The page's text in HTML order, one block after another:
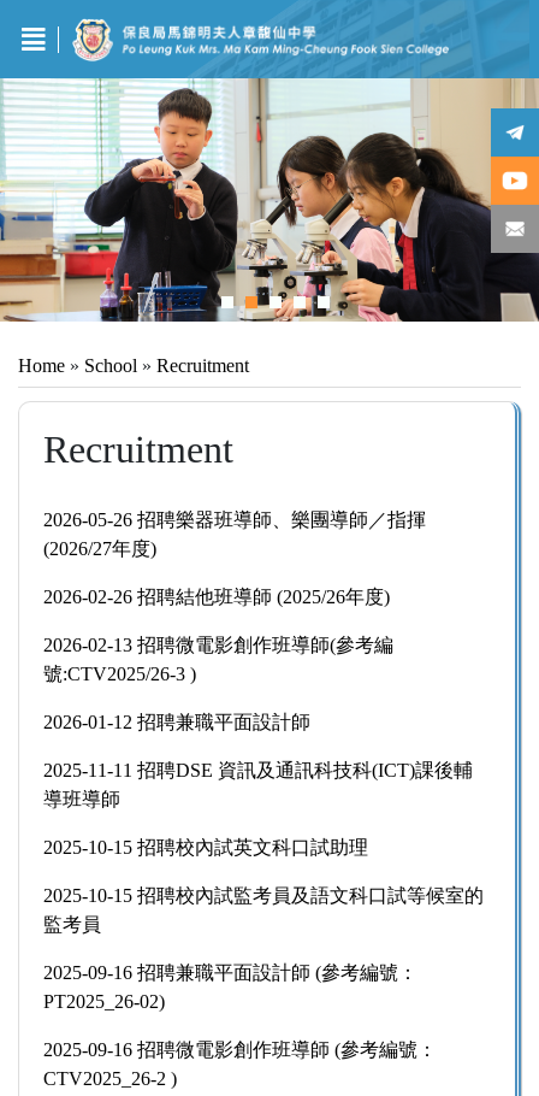
Home » School » Recruitment
Recruitment
2026-05-26 招聘樂器班導師、樂團導師／指揮
(2026/27年度)
2026-02-26 招聘結他班導師 (2025/26年度)
2026-02-13 招聘微電影創作班導師(參考編
號:CTV2025/26-3 )
2026-01-12 招聘兼職平面設計師
2025-11-11 招聘DSE 資訊及通訊科技科(ICT)課後輔
導班導師
2025-10-15 招聘校內試英文科口試助理
2025-10-15 招聘校內試監考員及語文科口試等候室的
監考員
2025-09-16 招聘兼職平面設計師 (參考編號：
PT2025_26-02)
2025-09-16 招聘微電影創作班導師 (參考編號：
CTV2025_26-2 )